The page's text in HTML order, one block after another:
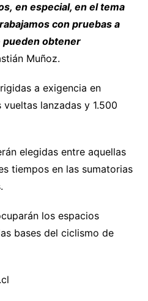
en especial, en el tema
con pruebas a
pueden obtener
Muñoz.
a exigencia en
lanzadas y 1.500
elegidas entre aquellas
tiempos en las sumatorias
los espacios
bases del ciclismo de